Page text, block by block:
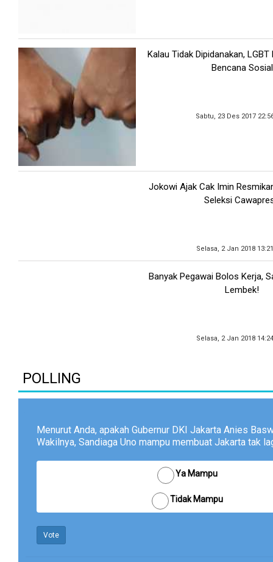
Kalau Tidak Dipidanakan,
Bencana Sosial
Sabtu, 23 Des 2017
Jokowi Ajak Cak Imin
Seleksi
Selasa, 2 Jan 2018
Banyak Pegawai Bolos Kerja,
Lembek!
Selasa, 2 Jan 2018
POLLING
Menurut Anda, apakah Gubernur DKI Jakarta Anies
Wakilnya, Sandiaga Uno mampu membuat Jakarta tak
Ya Mampu
Tidak Mampu
Vote